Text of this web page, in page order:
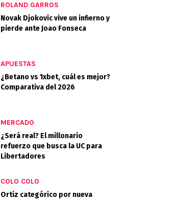
ROLAND GARROS
Novak Djokovic vive un infierno y
pierde ante Joao Fonseca
APUESTAS
¿Betano vs 1xbet, cuál es mejor?
Comparativa del 2026
MERCADO
¿Será real? El millonario
refuerzo que busca la UC para
Libertadores
COLO COLO
Ortiz categórico por nueva